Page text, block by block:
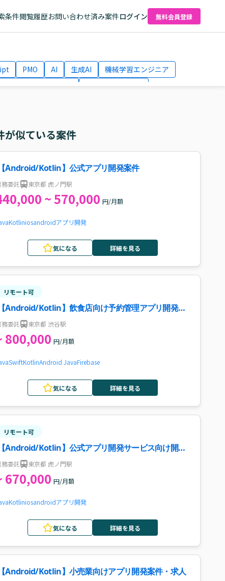
条件閲覧履歴お問い合わせ済み案件ログイン 無料会員登録
PMO AI 生成AI
機械学習エンジニア
が似ている案件
【Android/Kotlin】公式アプリ開発案件
務委託 東京都 虎ノ門駅
~ 570,000 円/月額
Kotliniosandroidアプリ開発
気になる 詳細を見る
リモート可
【Android/Kotlin】飲食店向け予約管理アプリ開発案
・求人
務委託 東京都 渋谷駅
800,000 円/月額
SwiftKotlinAndroid JavaFirebase
気になる 詳細を見る
リモート可
【Android/Kotlin】公式アプリ開発サービス向け開発
援案件・求人
務委託 東京都 虎ノ門駅
670,000 円/月額
Kotliniosandroidアプリ開発
気になる 詳細を見る
【Android/Kotlin】小売業向けアプリ開発案件・求人